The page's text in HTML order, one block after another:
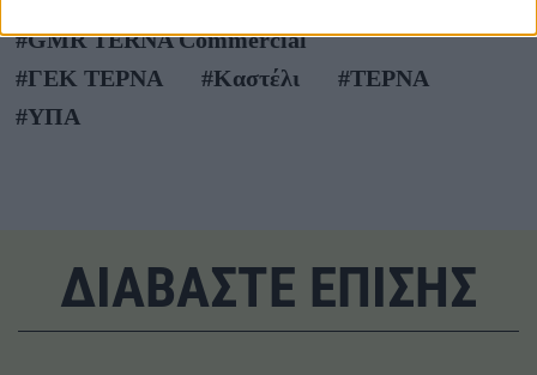
#GMR TERNA Commercial
#ΓΕΚ ΤΕΡΝΑ
#Καστέλι
#ΤΕΡΝΑ
#ΥΠΑ
ΔΙΑΒΑΣΤΕ ΕΠΙΣΗΣ